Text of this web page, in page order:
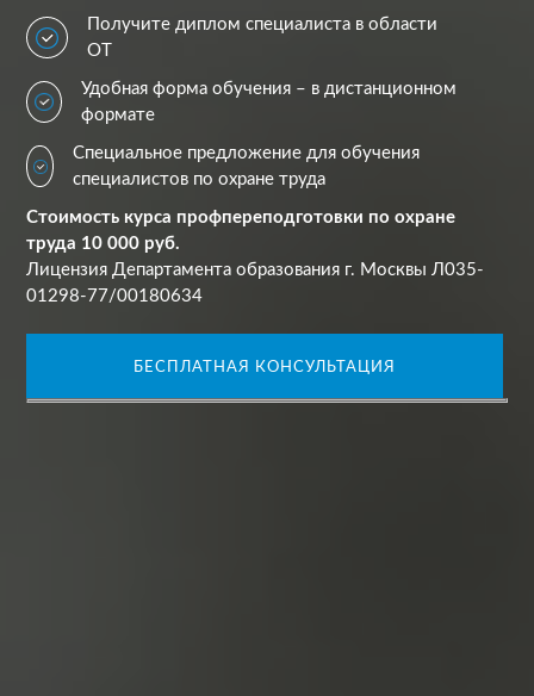
Получите диплом специалиста в области
ОТ
Удобная форма обучения – в дистанционном
формате
Специальное предложение для обучения
специалистов по охране труда
Стоимость курса профпереподготовки по охране
труда 10 000 руб.
Лицензия Департамента образования г. Москвы Л035-
01298-77/00180634
БЕСПЛАТНАЯ КОНСУЛЬТАЦИЯ